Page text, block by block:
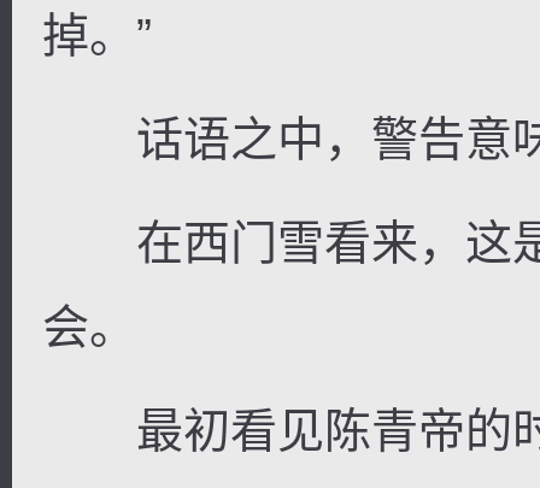
掉。”
话语之中，警告意
在西门雪看来，这
会。
最初看见陈青帝的